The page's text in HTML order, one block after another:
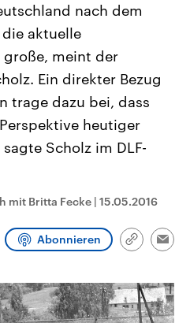
aus
USA
Aktuelle Beiträge,
Hintergründe
Wirtschaftlich und
gehören die Vereinigten
den mächtigsten Ländern
mit großem Einfluss auf
Podcasts
nach dem
aktuelle
große, meint der
Ein direkter Bezug
trage dazu bei, dass
heutiger
Scholz im DLF-
mit Britta Fecke | 15.05.2016
Abonnieren
Link